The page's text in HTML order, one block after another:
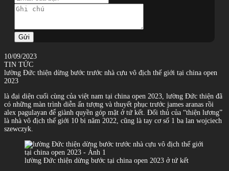
Gửi
10/09/2023
TIN TỨC
lường Đức thiện dừng bước trước nhà cựu vô địch thế giới tại china open
2023
là đại diện cuối cùng của việt nam tại china open 2023, lường Đức thiện đã
có những màn trình diễn ấn tượng và thuyết phục trước james aranas rồi
alex pagulayan để giành quyền góp mặt ở tứ kết. Đối thủ của “thiện lương”
là nhà vô địch thế giới 10 bi năm 2022, cũng là tay cơ số 1 ba lan wojciech
szewczyk.
lường Đức thiện dừng bước tại china open 2023 ở tứ kết